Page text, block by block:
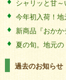
シャリッと甘～
今年初入荷！地
新商品『おか
夏の旬。地元の
過去のお知らせ